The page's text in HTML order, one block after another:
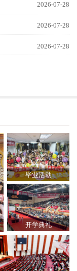
2026-07-28
2026-07-28
2026-07-28
毕业活动
开学典礼